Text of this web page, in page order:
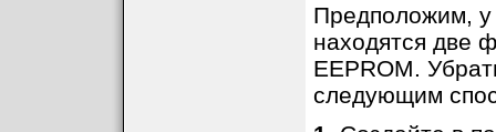
Предположим,
находятся две
EEPROM.
следующим
  Wire.write(addr);
  delay(
5);
  Wire.requestFrom(
  delay(
10
);
if
  {
    data
=
  }